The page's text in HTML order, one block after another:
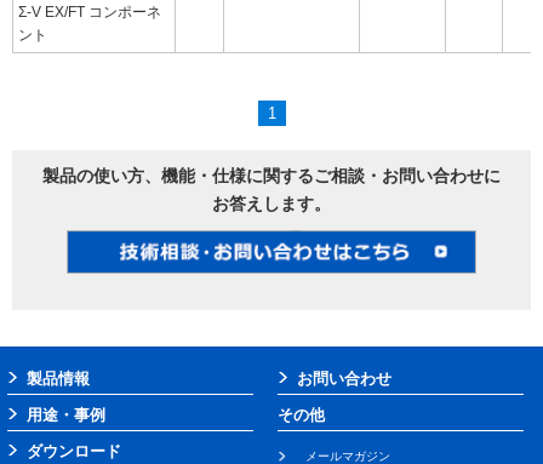
Σ-V EX/FT コンポーネ
ント
1
製品の使い方、機能・仕様に関するご相談・お問い合わせに
お答えします。
製品情報
用途・事例
ダウンロード
お問い合わせ
その他
メールマガジン